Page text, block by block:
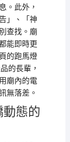
。此外，
」、「神
查找。廟
能即時更
的跑馬燈
的長輩，
廟內的電
無落差。
態的